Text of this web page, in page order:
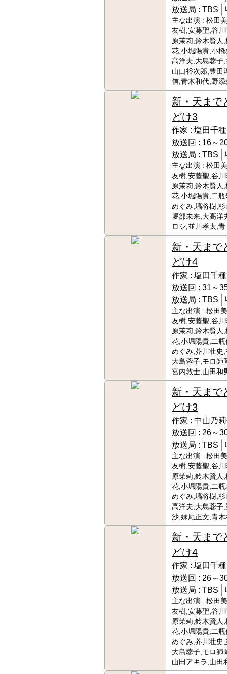
放送局 : TBS
主な出演 : 松田
友樹,安藤聖,谷川
原茉莉,鈴木賢人
花,小堀陽貴,小
高洋夫,大島蓉子
山口裕次郎,豊田
信,青木和代,野
新・天まで
どけ3
作家 : 塩田千種
放送回 : 16～
放送局 : TBS
主な出演 : 松田
友樹,安藤聖,谷川
原茉莉,鈴木賢人
花,小堀陽貴,二
めぐみ,塙将樹,
堀部未来,大高洋
ロシ,並川孝太,青
新・天まで
どけ4
作家 : 塩田千種
放送回 : 31～
放送局 : TBS
主な出演 : 松田
友樹,安藤聖,谷川
原茉莉,鈴木賢人
花,小堀陽貴,二
めぐみ,芥川壮史
大島蓉子,モロ師
宮内敦士,山田和
新・天まで
どけ3
作家 : 中山乃
放送回 : 26～
放送局 : TBS
主な出演 : 松田
友樹,安藤聖,谷川
原茉莉,鈴木賢人
花,小堀陽貴,二
めぐみ,塙将樹,
高洋夫,大島蓉子
沙,妹尾正文,青
新・天まで
どけ4
作家 : 塩田千種
放送回 : 26～
放送局 : TBS
主な出演 : 松田
友樹,安藤聖,谷川
原茉莉,鈴木賢人
花,小堀陽貴,二
めぐみ,芥川壮史
大島蓉子,モロ師
山田アキラ,山田